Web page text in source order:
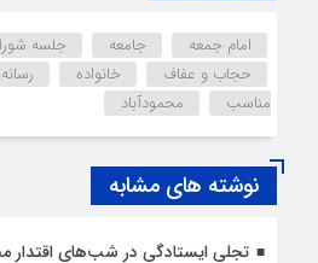
امام جمعه جامعه
جلسه
حجاب و عفاف
خانواده
مناسب
محمودآباد
نوشته های مشابه
تجلی ایستادگی در شب‌های اقتدار